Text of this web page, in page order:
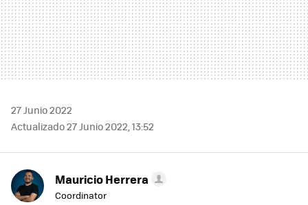
27 Junio 2022
Actualizado 27 Junio 2022, 13:52
Mauricio Herrera
Coordinator